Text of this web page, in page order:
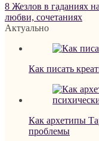
8 Жезлов в гаданиях
любви, сочетаниях
Актуально
Как писать
Как архетипы
проблемы